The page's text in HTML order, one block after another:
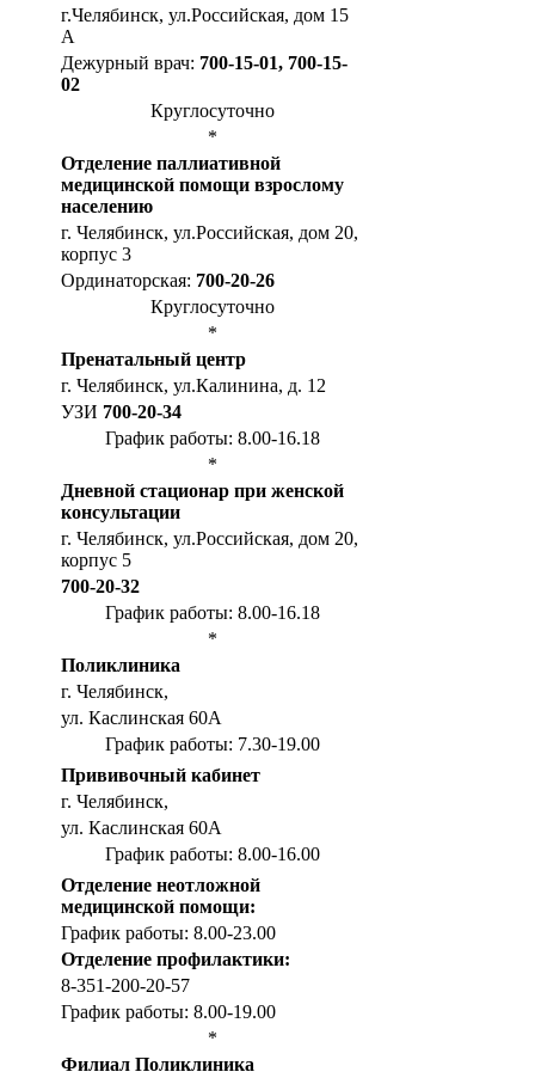
г.Челябинск, ул.Российская, дом 15
А
Дежурный врач: 700-15-01, 700-15-
02
Круглосуточно
*
Отделение паллиативной
медицинской помощи взрослому
населению
г. Челябинск, ул.Российская, дом 20,
корпус 3
Ординаторская: 700-20-26
Круглосуточно
*
Пренатальный центр
г. Челябинск, ул.Калинина, д. 12
УЗИ 700-20-34
График работы: 8.00-16.18
*
Дневной стационар при женской
консультации
г. Челябинск, ул.Российская, дом 20,
корпус 5
700-20-32
График работы: 8.00-16.18
*
Поликлиника
г. Челябинск,
ул. Каслинская 60А
График работы: 7.30-19.00
Прививочный кабинет
г. Челябинск,
ул. Каслинская 60А
График работы: 8.00-16.00
Отделение неотложной
медицинской помощи:
График работы: 8.00-23.00
Отделение профилактики:
8-351-200-20-57
График работы: 8.00-19.00
*
Филиал Поликлиника